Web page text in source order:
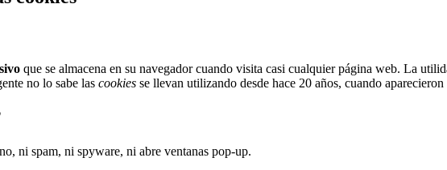
que se almacena en su navegador cuando visita casi cualquier página web. La
no lo sabe las cookies se llevan utilizando desde hace 20 años, cuando
ni spam, ni spyware, ni abre ventanas pop-up.